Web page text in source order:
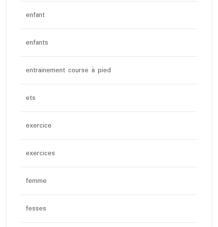
enfant
enfants
entrainement course à pied
ets
exercice
exercices
femme
fesses